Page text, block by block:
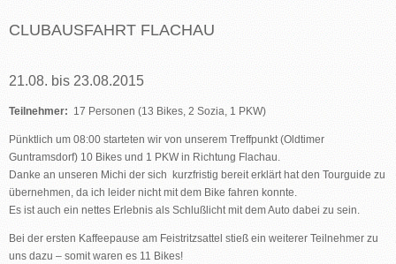
CLUBAUSFAHRT FLACHAU
21.08. bis 23.08.2015
Teilnehmer: 17 Personen (13 Bikes, 2 Sozia, 1 PKW)
Pünktlich um 08:00 starteten wir von unserem Treffpunkt (Oldtimer
Guntramsdorf) 10 Bikes und 1 PKW in Richtung Flachau.
Danke an unseren Michi der sich kurzfristig bereit erklärt hat den Tourguide zu
übernehmen, da ich leider nicht mit dem Bike fahren konnte.
Es ist auch ein nettes Erlebnis als Schlußlicht mit dem Auto dabei zu sein.
Bei der ersten Kaffeepause am Feistritzsattel stieß ein weiterer Teilnehmer zu
uns dazu – somit waren es 11 Bikes!